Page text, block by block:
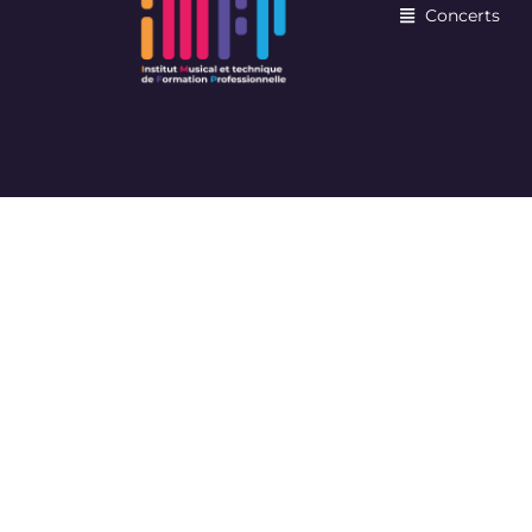
Concerts